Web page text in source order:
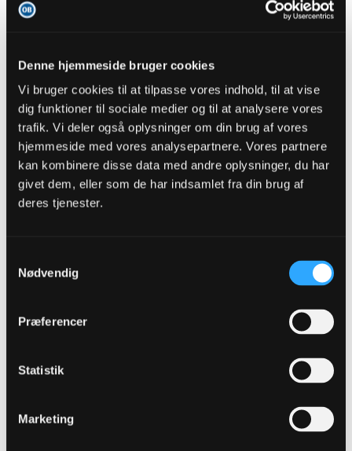
Denne hjemmeside bruger cookies
Vi bruger cookies til at tilpasse vores indhold, til at vise
dig funktioner til sociale medier og til at analysere vores
trafik. Vi deler også oplysninger om din brug af vores
hjemmeside med vores analysepartnere. Vores partnere
kan kombinere disse data med andre oplysninger, du har
givet dem, eller som de har indsamlet fra din brug af
deres tjenester.
Nødvendig
Præferencer
Statistik
Marketing
Men håber virkelig du har tid til at tage derned i morgen - jeg
resten af ugen.
Så vil nyde lidt gode oplæg fra Ådalen :)
Tak for de pæne ord. Er dog ikke ret komfortabel med at få ros så lad
os holde den der
Jeg smutter i Ådalen i morgen og skal nok lave en fyldig rapport hvis
der er noget at rapportere om. Men mon ikke
#113
Oprindeligt indsendt af
som vild bulldog indtil han får ret. For han argumenterer godt
for sig og skriver lange indlæg. Men intet indikerer at vi skulle
lave en Efb